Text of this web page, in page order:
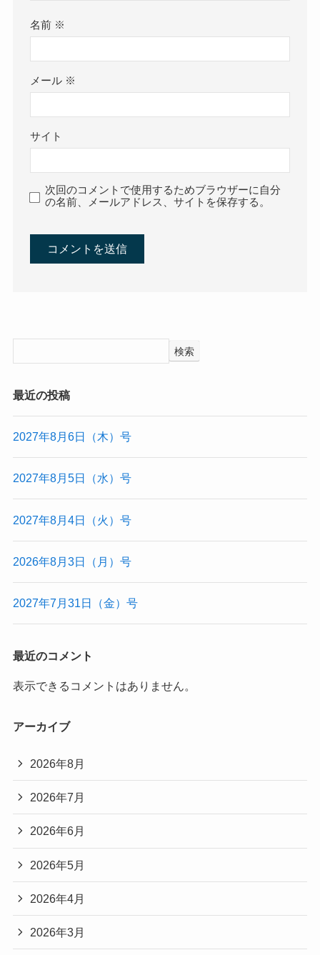
名前 ※
メール ※
サイト
次回のコメントで使用するためブラウザーに自分
の名前、メールアドレス、サイトを保存する。
検索
最近の投稿
2027年8月6日（木）号
2027年8月5日（水）号
2027年8月4日（火）号
2026年8月3日（月）号
2027年7月31日（金）号
最近のコメント
表示できるコメントはありません。
アーカイブ
2026年8月
2026年7月
2026年6月
2026年5月
2026年4月
2026年3月